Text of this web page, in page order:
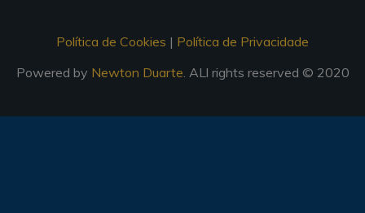
Política de Cookies | Política de Privacidade
Powered by Newton Duarte. ALl rights reserved © 2020